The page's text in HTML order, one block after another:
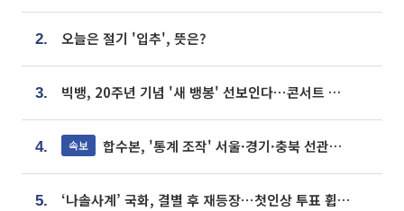
2. 오늘은 절기 '입추', 뜻은?
3. 빅뱅, 20주년 기념 '새 뱅봉' 선보인다⋯콘서트 앞두고 팝업 개최
4. 속보 합수본, '통계 조작' 서울·경기·충북 선관위 등 추가 압수수색
5. ‘나솔사계’ 국화, 결별 후 재등장⋯첫인상 투표 휩쓸고 ‘인기녀’ 등극